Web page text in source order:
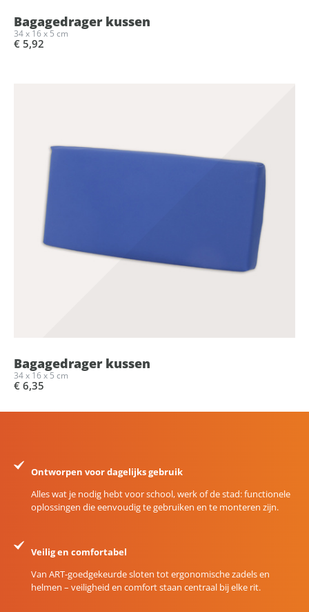
Bagagedrager kussen
34 x 16 x 5 cm
€ 5,92
Bagagedrager kussen
34 x 16 x 5 cm
€ 6,35
Ontworpen voor dagelijks gebruik
Alles wat je nodig hebt voor school, werk of de stad: functionele
oplossingen die eenvoudig te gebruiken en te monteren zijn.
Veilig en comfortabel
Van ART-goedgekeurde sloten tot ergonomische zadels en
helmen – veiligheid en comfort staan centraal bij elke rit.